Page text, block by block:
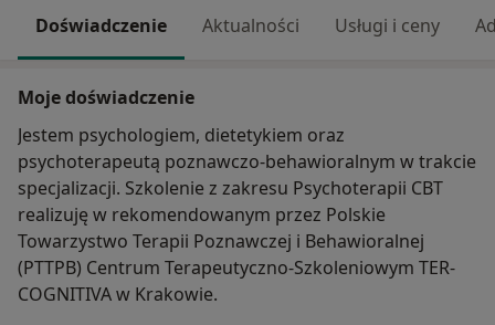
Doświadczenie Aktualności Usługi i ceny
Moje doświadczenie
Jestem psychologiem, dietetykiem oraz
psychoterapeutą poznawczo-behawioralnym w trakcie
specjalizacji. Szkolenie z zakresu Psychoterapii CBT
realizuję w rekomendowanym przez Polskie
Towarzystwo Terapii Poznawczej i Behawioralnej
(PTTPB) Centrum Terapeutyczno-Szkoleniowym TER-
COGNITIVA w Krakowie.